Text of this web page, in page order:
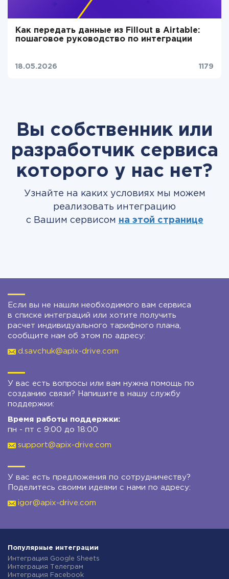
Как передать данные из Fillout в Airtable:
пошаговое руководство по интеграции
18.05.2026 1179
Вы собственник или
разработчик сервиса
которого у нас нет?
Узнайте на каких условиях мы можем
реализовать интеграцию
с Вашим сервисом на этой странице
Если вы не нашли необходимого вам сервиса
в списке интеграций или хотите получить
расчет индивидуального тарифного плана,
сообщите нам об этом по адресу:
d.savchuk@apix-drive.com
У вас есть вопросы или вам нужна помощь по
созданию связи? Напишите в нашу службу
поддержки:
Время работы поддержки:
пн - пт с 9:00 до 18:00
support@apix-drive.com
У вас есть предложения по сотрудничеству?
Поделитесь своими идеями с нами по адресу:
igor@apix-drive.com
Популярные интеграции
Интеграция Google Sheets
Интеграция Телеграм
Интеграция Facebook